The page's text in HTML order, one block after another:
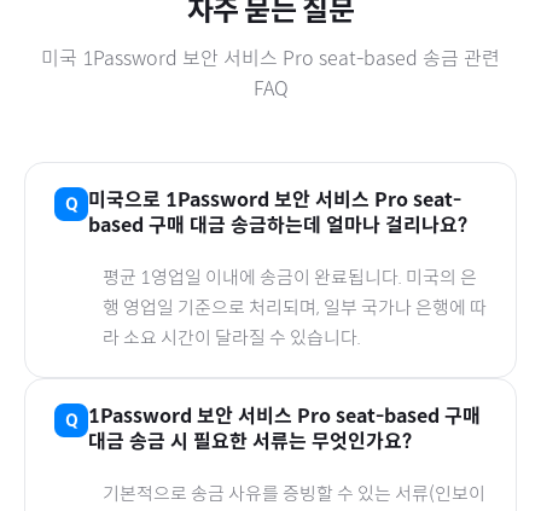
자주 묻는 질문
미국 1Password 보안 서비스 Pro seat-based 송금 관련
FAQ
미국으로 1Password 보안 서비스 Pro seat-
based 구매 대금 송금하는데 얼마나 걸리나요?
평균 1영업일 이내에 송금이 완료됩니다. 미국의 은
행 영업일 기준으로 처리되며, 일부 국가나 은행에 따
라 소요 시간이 달라질 수 있습니다.
1Password 보안 서비스 Pro seat-based 구매
대금 송금 시 필요한 서류는 무엇인가요?
기본적으로 송금 사유를 증빙할 수 있는 서류(인보이